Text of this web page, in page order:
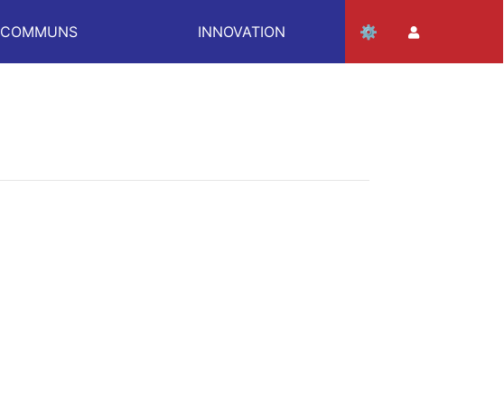
COMMUNS INNOVATION